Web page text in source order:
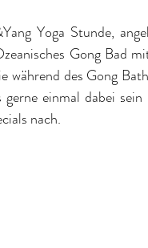
Yoga Stunde,
Ozeanisches Gong Bad
des Gong
einmal dabei
nach.